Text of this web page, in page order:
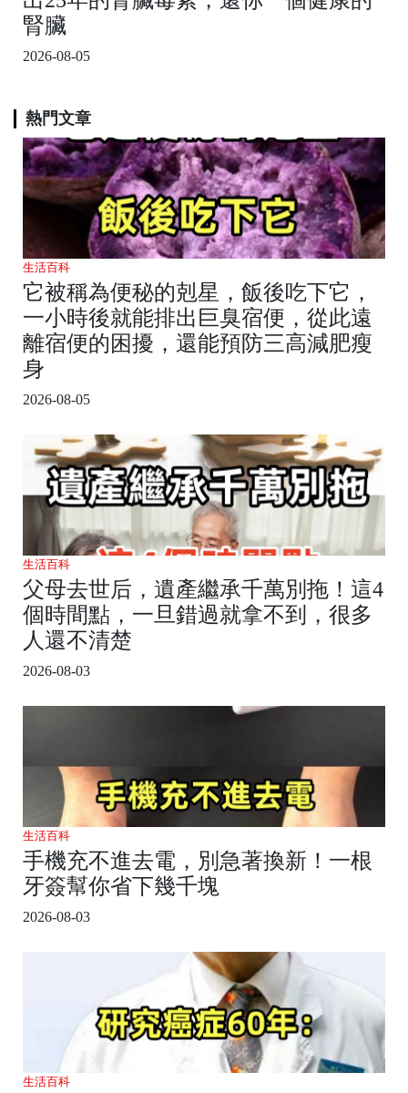
腎臟
2026-08-05
熱門文章
生活百科
它被稱為便秘的剋星，飯後吃下它，
一小時後就能排出巨臭宿便，從此遠
離宿便的困擾，還能預防三高減肥瘦
身
2026-08-05
生活百科
父母去世后，遺產繼承千萬別拖！這4
個時間點，一旦錯過就拿不到，很多
人還不清楚
2026-08-03
生活百科
手機充不進去電，別急著換新！一根
牙簽幫你省下幾千塊
2026-08-03
生活百科